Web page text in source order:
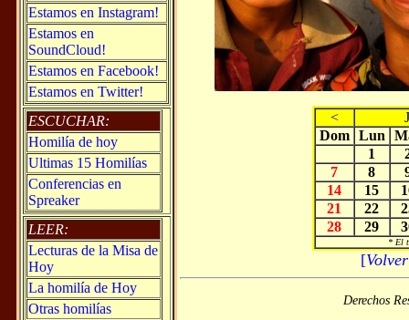
Estamos en Instagram!
Estamos en
SoundCloud!
Estamos en Facebook!
Estamos en Twitter!
ESCUCHAR:
Homilía de hoy
Ultimas 15 Homilías
Conferencias en
Spreaker
LEER:
Lecturas de la Misa de
Hoy
La homilía de Hoy
Otras homilías
<
Dom Lun
1
7
8
14
15
21
22
28
29
* El
[
Derechos